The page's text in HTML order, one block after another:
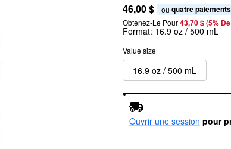
46,00 $ ou quatre paiements
Obtenez-Le Pour43,70 $ (5%
Format: 16.9 oz / 500 mL
Value size
16.9 oz / 500 mL
Ouvrir une session pour